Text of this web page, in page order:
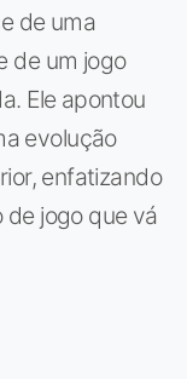
de uma
de um jogo
Ele apontou
evolução
enfatizando
jogo que vá